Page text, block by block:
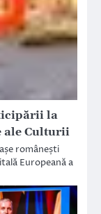
la
ale Culturii
românești
Europeană a